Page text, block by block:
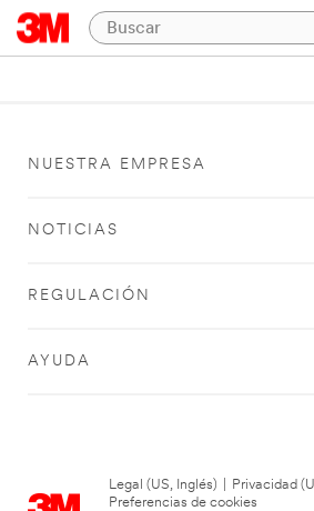
NUESTRA EMPRESA
NOTICIAS
REGULACIÓN
AYUDA
Legal (US, Inglés) Privacidad
Preferencias de cookies